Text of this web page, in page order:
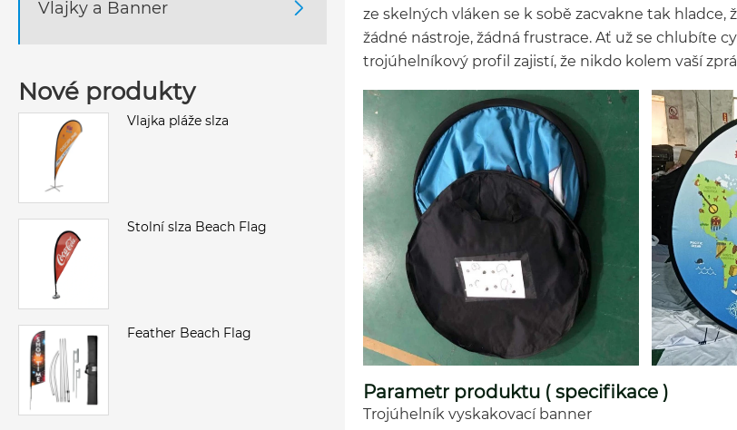
Vlajky a Banner 
Nové produkty
Vlajka pláže slza
Stolní slza Beach Flag
Feather Beach Flag
ze skelných vláken se k sobě zacvakne tak
žádné nástroje, žádná frustrace. Ať už se
trojúhelníkový profil zajistí, že nikdo kolem vaší
Parametr produktu ( specifikace )
Trojúhelník vyskakovací banner